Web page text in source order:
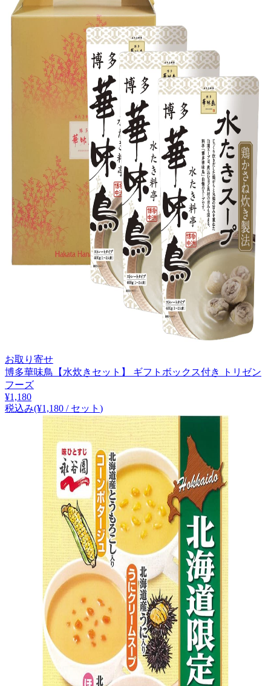
お取り寄せ
博多華味鳥【水炊きセット】 ギフトボックス付き トリゼン
フーズ
¥1,180
税込み(¥1,180 / セット )